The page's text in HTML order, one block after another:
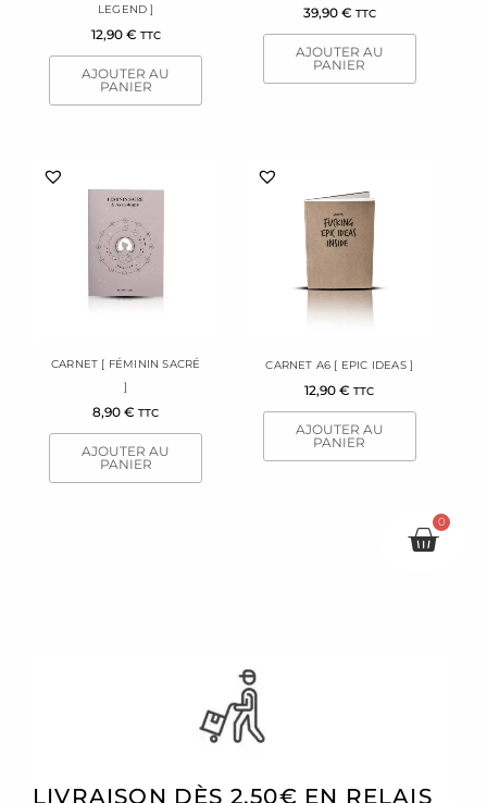
LEGEND ]
12,90 € TTC
AJOUTER AU
PANIER
39,90 € TTC
AJOUTER AU
PANIER
CARNET [ FÉMININ SACRÉ
]
8,90€ TTC
AJOUTER AU
PANIER
CARNET A6 [ EPIC IDEAS ]
12,90€ TTC
AJOUTER AU
PANIER
0
LIVRAISON DÈS 2,50€ EN RELAIS